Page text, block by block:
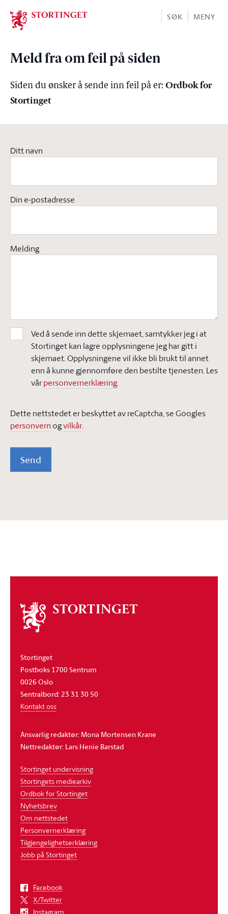
Stortinget.no
SØK MENY
Meld fra om feil på siden
Siden du ønsker å sende inn feil på er: Ordbok for
Stortinget
Ditt navn
Din e-postadresse
Melding
Ved å sende inn dette skjemaet, samtykker jeg i at
Stortinget kan lagre opplysningene jeg har gitt i
skjemaet. Opplysningene vil ikke bli brukt til annet
enn å kunne gjennomføre den bestilte tjenesten. Les
vårpersonvernerklæring.
Dette nettstedet er beskyttet av reCaptcha, se Googles
personvern ogvilkår.
Send
Om
stortinget
Stortinget
Postboks 1700 Sentrum
0026 Oslo
Sentralbord: 23 31 30 50
Kontakt oss
Ansvarlig redaktør: Mona Mortensen Krane
Nettredaktør: Lars Henie Barstad
Stortinget undervisning
Stortingets mediearkiv
Ordbok for Stortinget
Nyhetsbrev
Om nettstedet
Personvernerklæring
Tilgjengelighetserklæring
Jobb på Stortinget
Facebook
X/Twitter
Instagram